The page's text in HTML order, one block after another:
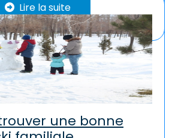
Lire la suite
une bonne